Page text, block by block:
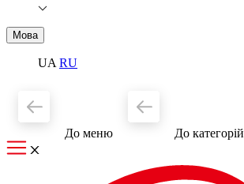
Мова
UA RU
До меню До категорiй